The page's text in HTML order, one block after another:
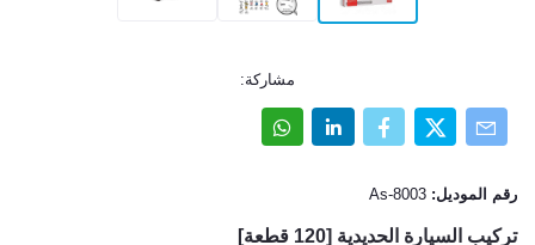
مشاركة:
رقم الموديل:
تركيب السيارة الحديدية [120 قطعة]